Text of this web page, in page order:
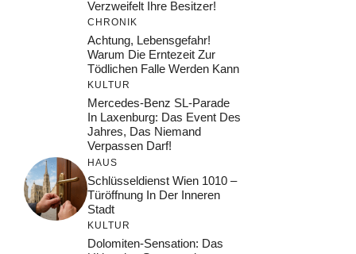
Verzweifelt Ihre Besitzer!
CHRONIK
Achtung, Lebensgefahr!
Warum Die Erntezeit Zur
Tödlichen Falle Werden Kann
KULTUR
Mercedes-Benz SL-Parade
In Laxenburg: Das Event Des
Jahres, Das Niemand
Verpassen Darf!
HAUS
Schlüsseldienst Wien 1010 –
Türöffnung In Der Inneren
Stadt
KULTUR
Dolomiten-Sensation: Das